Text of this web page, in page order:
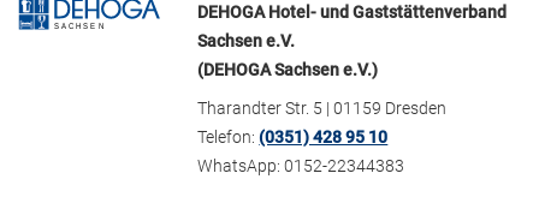
DEHOGA Hotel- und Gaststättenverband
Sachsen e.V.
(DEHOGA Sachsen e.V.)
Tharandter Str. 5 | 01159 Dresden
Telefon:(0351) 428 95 10
WhatsApp: 0152-22344383